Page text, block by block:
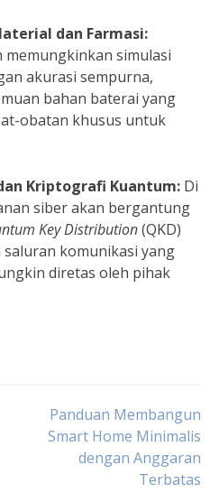
dan Farmasi:
simulasi
akurasi sempurna,
bahan baterai yang
obatan khusus untuk
Kriptografi Kuantum: Di
siber akan bergantung
Key Distribution(QKD)
komunikasi yang
diretas oleh pihak
Panduan Membangun
Smart Home Minimalis
dengan Anggaran
Terbatas